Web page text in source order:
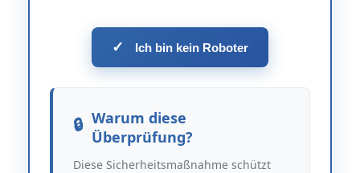
✓ Ich bin kein Roboter
Warum diese
Überprüfung?
Diese Sicherheitsmaßnahme schützt